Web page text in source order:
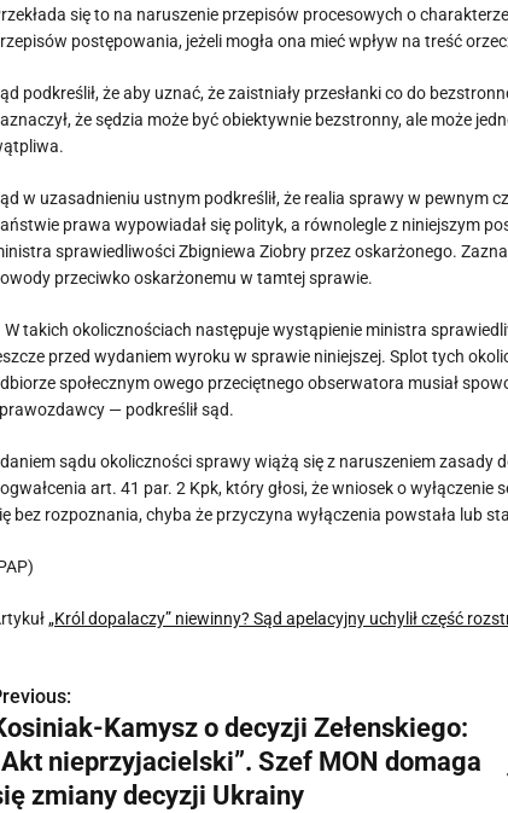
się to na naruszenie przepisów procesowych o
postępowania, jeżeli mogła ona mieć wpływ na treść
podkreślił, że aby uznać, że zaistniały przesłanki co do
że sędzia może być obiektywnie bezstronny, ale może
w uzasadnieniu ustnym podkreślił, że realia sprawy w pewnym
prawa wypowiadał się polityk, a równolegle z niniejszym
sprawiedliwości Zbigniewa Ziobry przez oskarżonego.
przeciwko oskarżonemu w tamtej sprawie.
W takich okolicznościach następuje wystąpienie ministra
przed wydaniem wyroku w sprawie niniejszej. Splot tych
społecznym owego przeciętnego obserwatora musiał
— podkreślił sąd.
sądu okoliczności sprawy wiążą się z naruszeniem
art. 41 par. 2 Kpk, który głosi, że wniosek o
bez rozpoznania, chyba że przyczyna wyłączenia powstała lub
„Król dopalaczy” niewinny? Sąd apelacyjny uchylił część
a
Kamysz o decyzji Zełenskiego:
nieprzyjacielski”. Szef MON domaga
zmiany decyzji Ukrainy